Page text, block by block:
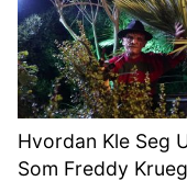
Hvordan Kle Seg
Som Freddy